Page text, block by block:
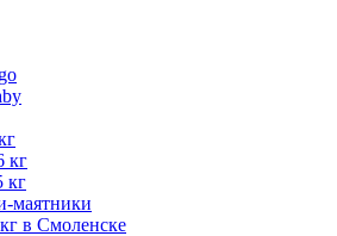
кг
кг
маятники
в Смоленске